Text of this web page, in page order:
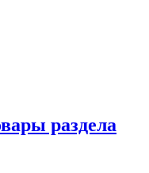
раздела